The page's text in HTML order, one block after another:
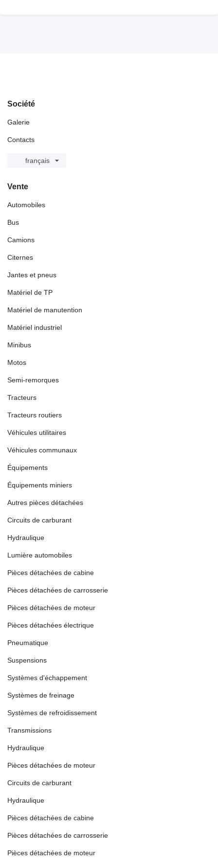
Société
Galerie
Contacts
français
Vente
Automobiles
Bus
Camions
Citernes
Jantes et pneus
Matériel de TP
Matériel de manutention
Matériel industriel
Minibus
Motos
Semi-remorques
Tracteurs
Tracteurs routiers
Véhicules utilitaires
Véhicules communaux
Équipements
Équipements miniers
Autres pièces détachées
Circuits de carburant
Hydraulique
Lumière automobiles
Pièces détachées de cabine
Pièces détachées de carrosserie
Pièces détachées de moteur
Pièces détachées électrique
Pneumatique
Suspensions
Systèmes d'échappement
Systèmes de freinage
Systèmes de refroidissement
Transmissions
Hydraulique
Pièces détachées de moteur
Circuits de carburant
Hydraulique
Pièces détachées de cabine
Pièces détachées de carrosserie
Pièces détachées de moteur